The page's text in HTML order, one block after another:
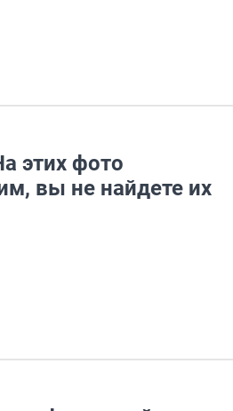
этих фото
вы не найдете их